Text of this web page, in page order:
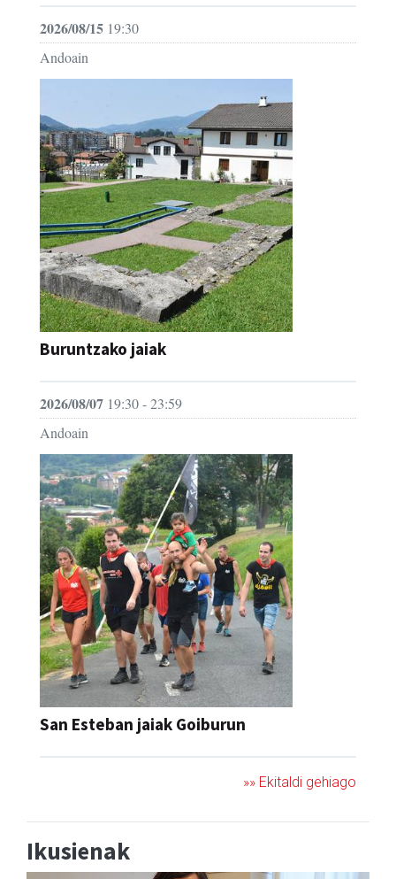
2026/08/15 19:30
Andoain
Buruntzako jaiak
2026/08/07 19:30 - 23:59
Andoain
San Esteban jaiak Goiburun
»» Ekitaldi gehiago
Ikusienak